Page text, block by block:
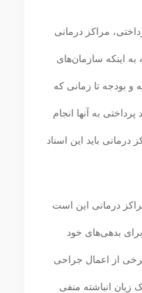
مراکز درمانی
به اینکه سازمان‌های
و بودجه تا زمانی که
به آنها انجام
باید این اسناد
درمانی این است
برای بدهی‌های خود
از اعمال جراحی
زیان انباشته منفی